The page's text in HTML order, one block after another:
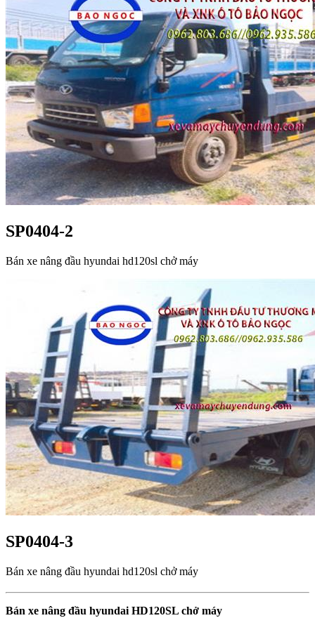
SP0404-2
Bán xe nâng đầu hyundai hd120sl chở máy
SP0404-3
Bán xe nâng đầu hyundai hd120sl chở máy
Bán xe nâng đầu hyundai HD120SL chở máy